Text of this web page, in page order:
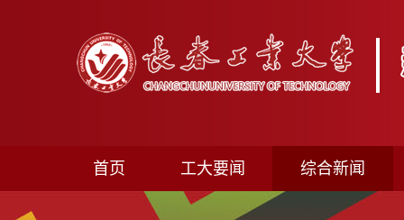
首页 工大要闻 综合新闻